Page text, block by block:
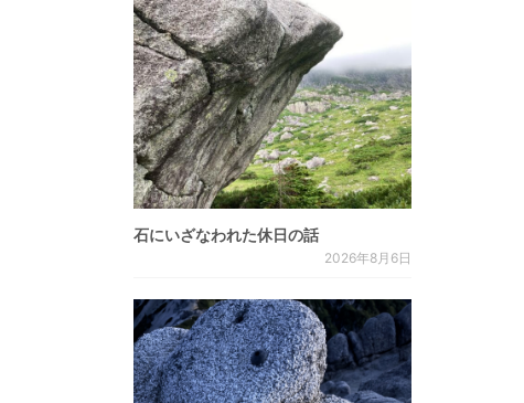
石にいざなわれた休日の話
2026年8月6日